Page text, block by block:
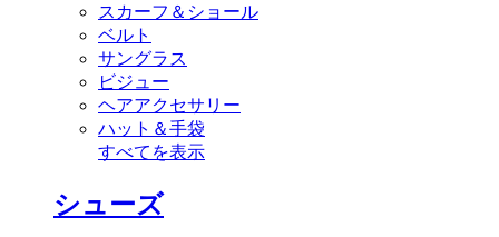
スカーフ＆ショール
ベルト
サングラス
ビジュー
ヘアアクセサリー
ハット＆手袋
すべてを表示
シューズ